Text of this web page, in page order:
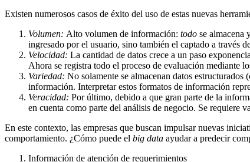
Existen numerosos casos de éxito del uso de estas nuevas
Volumen: Alto volumen de información: todo se almacena
ingresado por el usuario, sino también el captado a través
Velocidad: La cantidad de datos crece a un paso
Ahora se registra todo el proceso de evaluación mediante
Variedad: No solamente se almacenan datos
información. Interpretar estos formatos de información
Veracidad: Por último, debido a que gran parte de la
en cuenta como parte del análisis de negocio. Se requiere
En este contexto, las empresas que buscan impulsar nuevas
comportamiento. ¿Cómo puede el big data ayudar a predecir
Información de atención de requerimientos